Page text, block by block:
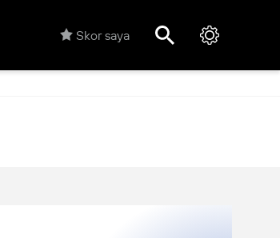
Skor saya